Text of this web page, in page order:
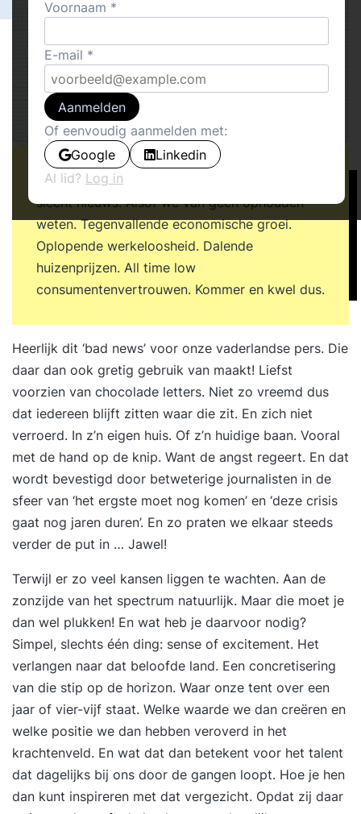
Het blijft maar doorgaan. De hoeveelheden
slecht nieuws. Alsof we van geen ophouden
weten. Tegenvallende economische groei.
Oplopende werkeloosheid. Dalende
huizenprijzen. All time low
consumentenvertrouwen. Kommer en kwel dus.
Heerlijk dit ‘bad news’ voor onze vaderlandse pers. Die
daar dan ook gretig gebruik van maakt! Liefst
voorzien van chocolade letters. Niet zo vreemd dus
dat iedereen blijft zitten waar die zit. En zich niet
verroerd. In z’n eigen huis. Of z’n huidige baan. Vooral
met de hand op de knip. Want de angst regeert. En dat
wordt bevestigd door betweterige journalisten in de
sfeer van ‘het ergste moet nog komen’ en ‘deze crisis
gaat nog jaren duren’. En zo praten we elkaar steeds
verder de put in … Jawel!
Terwijl er zo veel kansen liggen te wachten. Aan de
zonzijde van het spectrum natuurlijk. Maar die moet je
dan wel plukken! En wat heb je daarvoor nodig?
Simpel, slechts één ding: sense of excitement. Het
verlangen naar dat beloofde land. Een concretisering
van die stip op de horizon. Waar onze tent over een
jaar of vier-vijf staat. Welke waarde we dan creëren en
welke positie we dan hebben veroverd in het
krachtenveld. En wat dat dan betekent voor het talent
dat dagelijks bij ons door de gangen loopt. Hoe je hen
dan kunt inspireren met dat vergezicht. Opdat zij daar
Voornaam
E-mail
Aanmelden
Of eenvoudig aanmelden met:
Google
Linkedin
Al lid? Log in